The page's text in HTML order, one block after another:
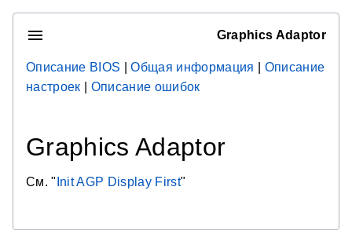
Graphics Adaptor
Описание BIOS |Общая информация
Описание
настроек
Описание ошибок
Graphics Adaptor
См. " Init AGP Display First"